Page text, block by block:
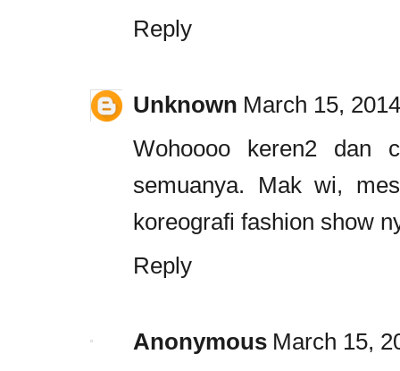
Reply
Unknown March 15,
Wohoooo keren2 dan
semuanya. Mak wi,
koreografi fashion show
Reply
Anonymous March 15,